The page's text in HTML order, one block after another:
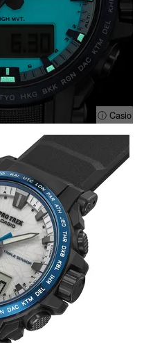
ⓘ Casio